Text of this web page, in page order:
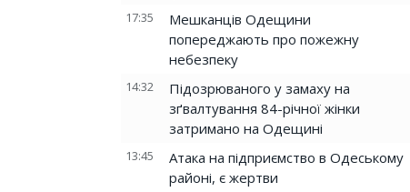
17:35
Мешканців Одещини
попереджають про пожежну
небезпеку
14:32
Підозрюваного у замаху на
зґвалтування 84-річної жінки
затримано на Одещині
13:45
Атака на підприємство в Одеському
районі, є жертви